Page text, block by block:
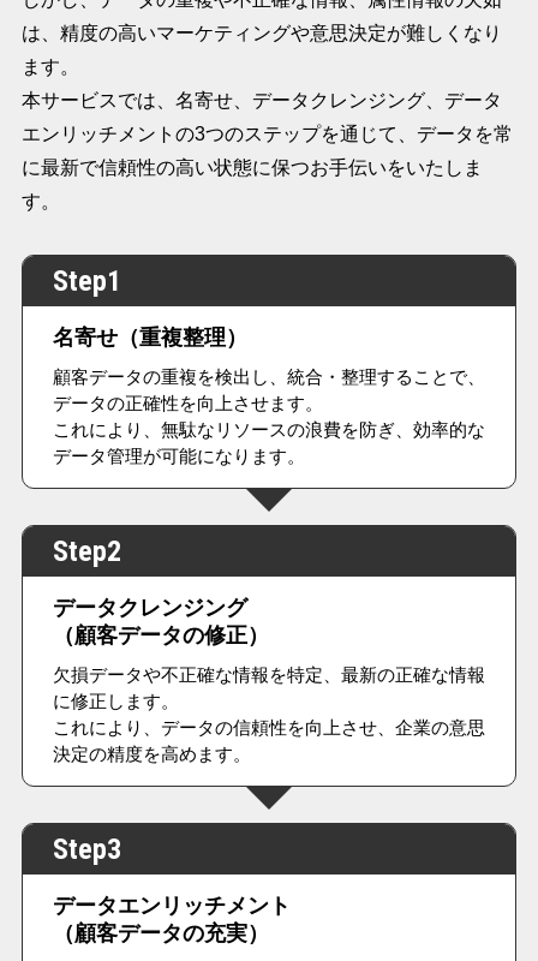
は、精度の高いマーケティングや意思決定が難しくなり
ます。
本サービスでは、名寄せ、データクレンジング、データ
エンリッチメントの3つのステップを通じて、データを常
に最新で信頼性の高い状態に保つお手伝いをいたしま
す。
Step1
名寄せ（重複整理）
顧客データの重複を検出し、統合・整理することで、
データの正確性を向上させます。
これにより、無駄なリソースの浪費を防ぎ、効率的な
データ管理が可能になります。
Step2
データクレンジング
（顧客データの修正）
欠損データや不正確な情報を特定、最新の正確な情報
に修正します。
これにより、データの信頼性を向上させ、企業の意思
決定の精度を高めます。
Step3
データエンリッチメント
（顧客データの充実）